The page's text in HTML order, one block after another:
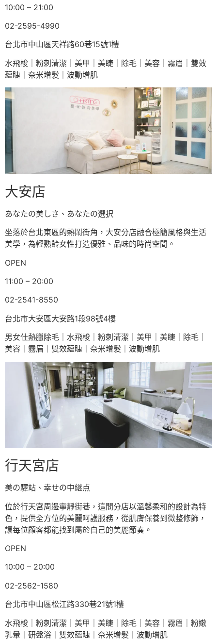
10:00 – 21:00
02-2595-4990
台北市中山區天祥路60巷15號1樓
水飛梭｜粉刺清潔｜美甲｜美睫｜除毛｜美容｜霧眉｜雙效
蘊睫｜奈米增髮｜波動增肌
大安店
あなたの美しさ、あなたの選択
坐落於台北東區的熱鬧街角，大安分店融合極簡風格與生活
美學，為輕熟齡女性打造優雅、品味的時尚空間。
OPEN
11:00 – 20:00
02-2541-8550
台北市大安區大安路1段98號4樓
男女仕熱臘除毛｜水飛梭｜粉刺清潔｜美甲｜美睫｜除毛｜
美容｜霧眉｜雙效蘊睫｜奈米增髮｜波動增肌
行天宮店
美の驛站、幸せの中継点
位於行天宮周邊寧靜街巷，這間分店以溫馨柔和的設計為特
色，提供全方位的美麗呵護服務，從肌膚保養到微整修飾，
讓每位顧客都能找到屬於自己的美麗節奏。
OPEN
10:00 – 20:00
02-2562-1580
台北市中山區松江路330巷21號1樓
水飛梭｜粉刺清潔｜美甲｜美睫｜除毛｜美容｜霧眉｜粉嫩
乳暈｜研盤浴｜雙效蘊睫｜奈米增髮｜波動增肌